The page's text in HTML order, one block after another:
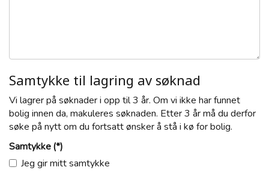
Samtykke til lagring av søknad
Vi lagrer på søknader i opp til 3 år. Om vi ikke har funnet
bolig innen da, makuleres søknaden. Etter 3 år må du derfor
søke på nytt om du fortsatt ønsker å stå i kø for bolig.
Samtykke(*)
Jeg gir mitt samtykke